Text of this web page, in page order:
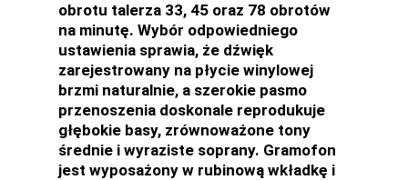
obrotu talerza 33, 45 oraz 78 obrotów
na minutę. Wybór odpowiedniego
ustawienia sprawia, że dźwięk
zarejestrowany na płycie winylowej
brzmi naturalnie, a szerokie pasmo
przenoszenia doskonale reprodukuje
głębokie basy, zrównoważone tony
średnie i wyraziste soprany. Gramofon
jest wyposażony w rubinową wkładkę i